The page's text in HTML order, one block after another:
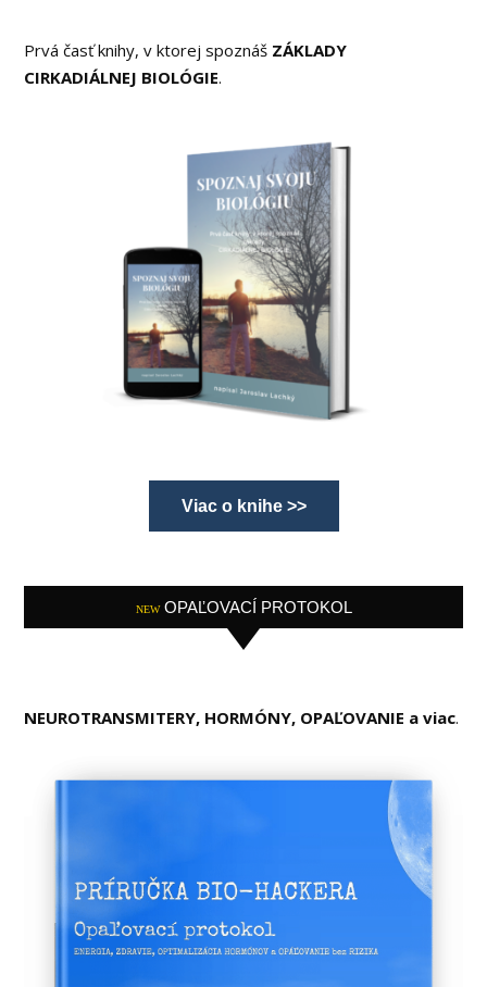
Prvá časť knihy, v ktorej spoznáš ZÁKLADY
CIRKADIÁLNEJ BIOLÓGIE.
Viac o knihe >>
NEW OPAĽOVACÍ PROTOKOL
NEUROTRANSMITERY, HORMÓNY, OPAĽOVANIE a viac.